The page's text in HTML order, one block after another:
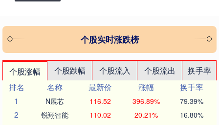
个股实时涨跌榜
个股涨幅 个股跌幅 个股流入 个股流出
换手率
排名
名称 最新价 涨幅
换手率
1
N展芯 116.52 396.89% 79.39%
2 锐翔智能 110.02 20.21% 16.80%